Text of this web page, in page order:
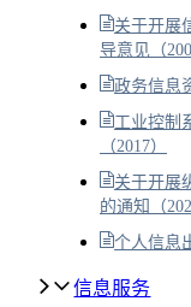
关于开展
导意见（
政务信息
工业控制
（2017）
关于开展
的通知（
个人信息
信息服务